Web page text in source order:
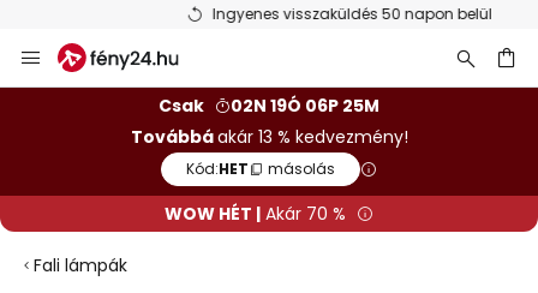
Ingyenes visszaküldés 50 napon belül
Ugrás
a
Csak
02N 19Ó 06P 25M
Továbbáakár 13 % kedvezmény!
Kód:HET másolás
WOW HÉT | Akár 70 %
Fali lámpák